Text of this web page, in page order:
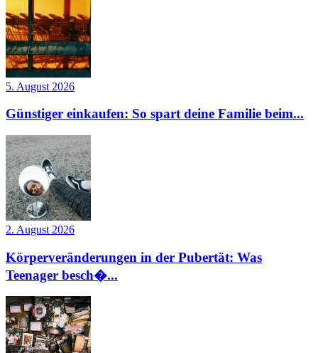
5. August 2026
Günstiger einkaufen: So spart deine Familie beim...
2. August 2026
Körperveränderungen in der Pubertät: Was
Teenager besch�...